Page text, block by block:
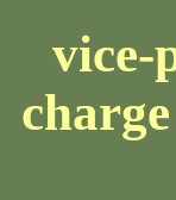
vice-